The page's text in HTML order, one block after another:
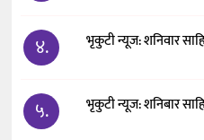
४. भृकुटी न्यूज: शनिवार
५. भृकुटी न्यूज: शनिबार